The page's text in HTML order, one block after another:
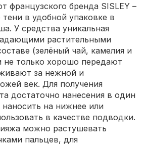
французского бренда SISLEY –
в удобной упаковке в
У средства уникальная
растительными
(зелёный чай, камелия и
не только хорошо передают
за нежной и
век. Для получения
достаточно нанесения в один
на нижнее или
в качестве подводки.
можно растушевать
пальцев, для